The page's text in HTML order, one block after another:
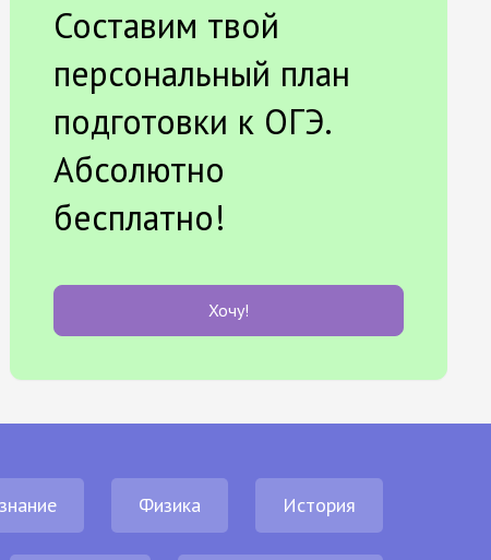
Составим твой
персональный план
подготовки к ОГЭ.
Абсолютно
бесплатно!
Хочу!
Физика История